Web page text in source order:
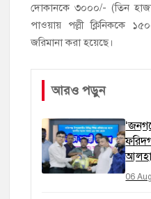
দোকানকে ৩০০০/- (তিন
পাওয়ায় পল্লী ক্লিনিককে
জরিমানা করা হয়েছে।
আরও পড়ুন
06